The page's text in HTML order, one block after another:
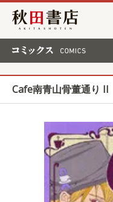
秋田書店
Cafe南青山骨董通り II